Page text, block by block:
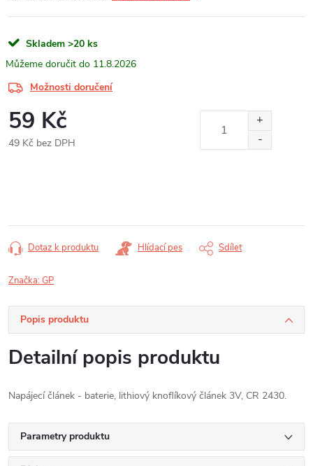
Skladem >20 ks
11.8.2026
Možnosti doručení
59 Kč
49 Kč bez DPH
Dotaz k produktu Hlídací pes Sdílet
Značka:GP
Popis produktu
Detailní popis produktu
Napájecí článek - baterie, lithiový knoflíkový článek 3V, CR 2430.
Parametry produktu